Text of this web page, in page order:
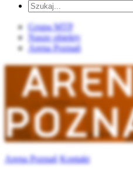
Grupa MTP
Nasze obiekty
Arena Poznań
Arena Poznań Kontakt